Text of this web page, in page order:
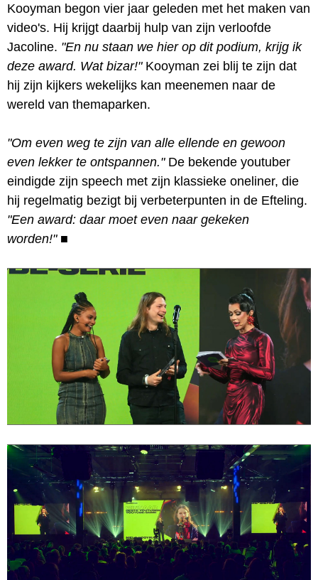
Kooyman begon vier jaar geleden met het maken van
video's. Hij krijgt daarbij hulp van zijn verloofde
Jacoline. "En nu staan we hier op dit podium, krijg ik
deze award. Wat bizar!"Kooyman zei blij te zijn dat
hij zijn kijkers wekelijks kan meenemen naar de
wereld van themaparken.
"Om even weg te zijn van alle ellende en gewoon
even lekker te ontspannen."De bekende youtuber
eindigde zijn speech met zijn klassieke oneliner, die
hij regelmatig bezigt bij verbeterpunten in de Efteling.
"Een award: daar moet even naar gekeken
worden!" ■